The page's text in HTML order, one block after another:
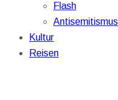
Flash
Antisemitismus
Kultur
Reisen